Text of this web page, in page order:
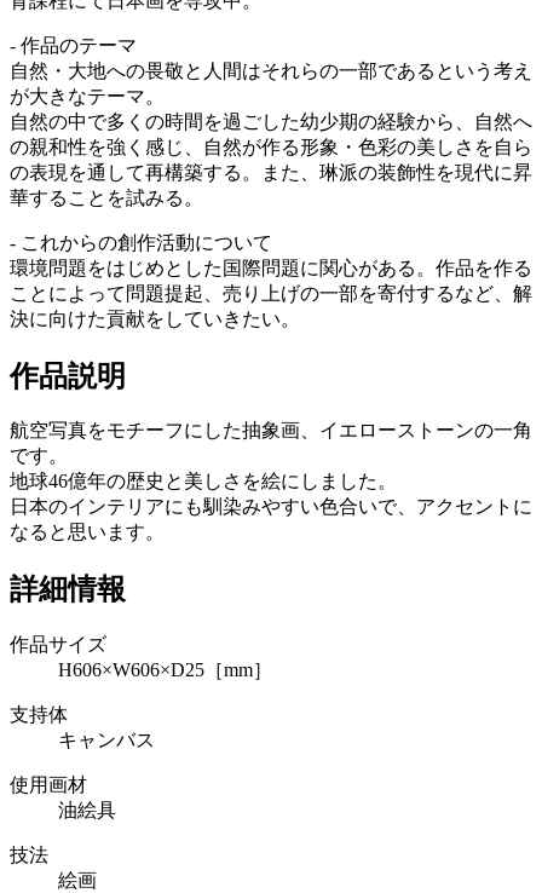
- 作品のテーマ
自然・大地への畏敬と人間はそれらの一部であるという考え
が大きなテーマ。
自然の中で多くの時間を過ごした幼少期の経験から、自然へ
の親和性を強く感じ、自然が作る形象・色彩の美しさを自ら
の表現を通して再構築する。また、琳派の装飾性を現代に昇
華することを試みる。
- これからの創作活動について
環境問題をはじめとした国際問題に関心がある。作品を作る
ことによって問題提起、売り上げの一部を寄付するなど、解
決に向けた貢献をしていきたい。
作品説明
航空写真をモチーフにした抽象画、イエローストーンの一角
です。
地球46億年の歴史と美しさを絵にしました。
日本のインテリアにも馴染みやすい色合いで、アクセントに
なると思います。
詳細情報
作品サイズ
H606×W606×D25［mm］
支持体
キャンバス
使用画材
油絵具
技法
絵画